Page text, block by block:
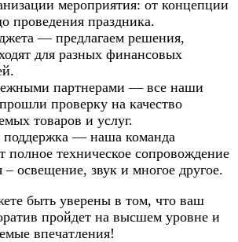
мероприятия: от концепции
проведения праздника.
— предлагаем решения,
для разных финансовых
партнерами — все наши
проверку на качество
товаров и услуг.
поддержка — наша команда
полное техническое сопровождение
– освещение, звук и многое другое.
быть уверены в том, что ваш
пройдет на высшем уровне и
впечатления!